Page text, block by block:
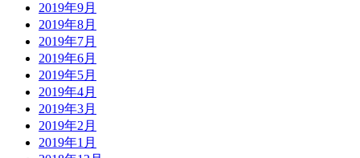
2019年9月
2019年8月
2019年7月
2019年6月
2019年5月
2019年4月
2019年3月
2019年2月
2019年1月